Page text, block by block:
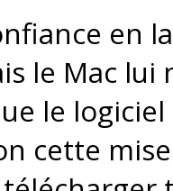
en
le Mac lui
le
cette